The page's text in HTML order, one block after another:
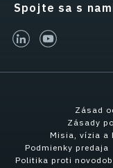
Spojte sa s
linked-inyoutube
Zásad
Zásady
Misia, vízia a
Podmienky predaja
Politika proti